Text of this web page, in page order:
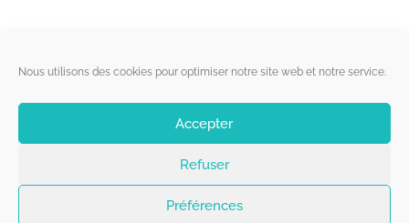
Nous utilisons des cookies pour optimiser notre site web et notre service.
Accepter
Refuser
Préférences
Liens utiles
Qui sommes-nous ?
Politique de cookies